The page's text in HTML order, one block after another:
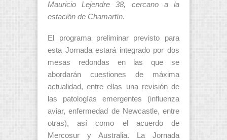
Mauricio Lejendre 38, cercano a la
estación de Chamartín.
El programa preliminar previsto para
esta Jornada estará integrado por dos
mesas redondas en las que se
abordarán cuestiones de máxima
actualidad, entre ellas una revisión de
las patologías emergentes (influenza
aviar, enfermedad de Newcastle, entre
otras), así como el acuerdo de
Mercosur y Australia. La Jornada